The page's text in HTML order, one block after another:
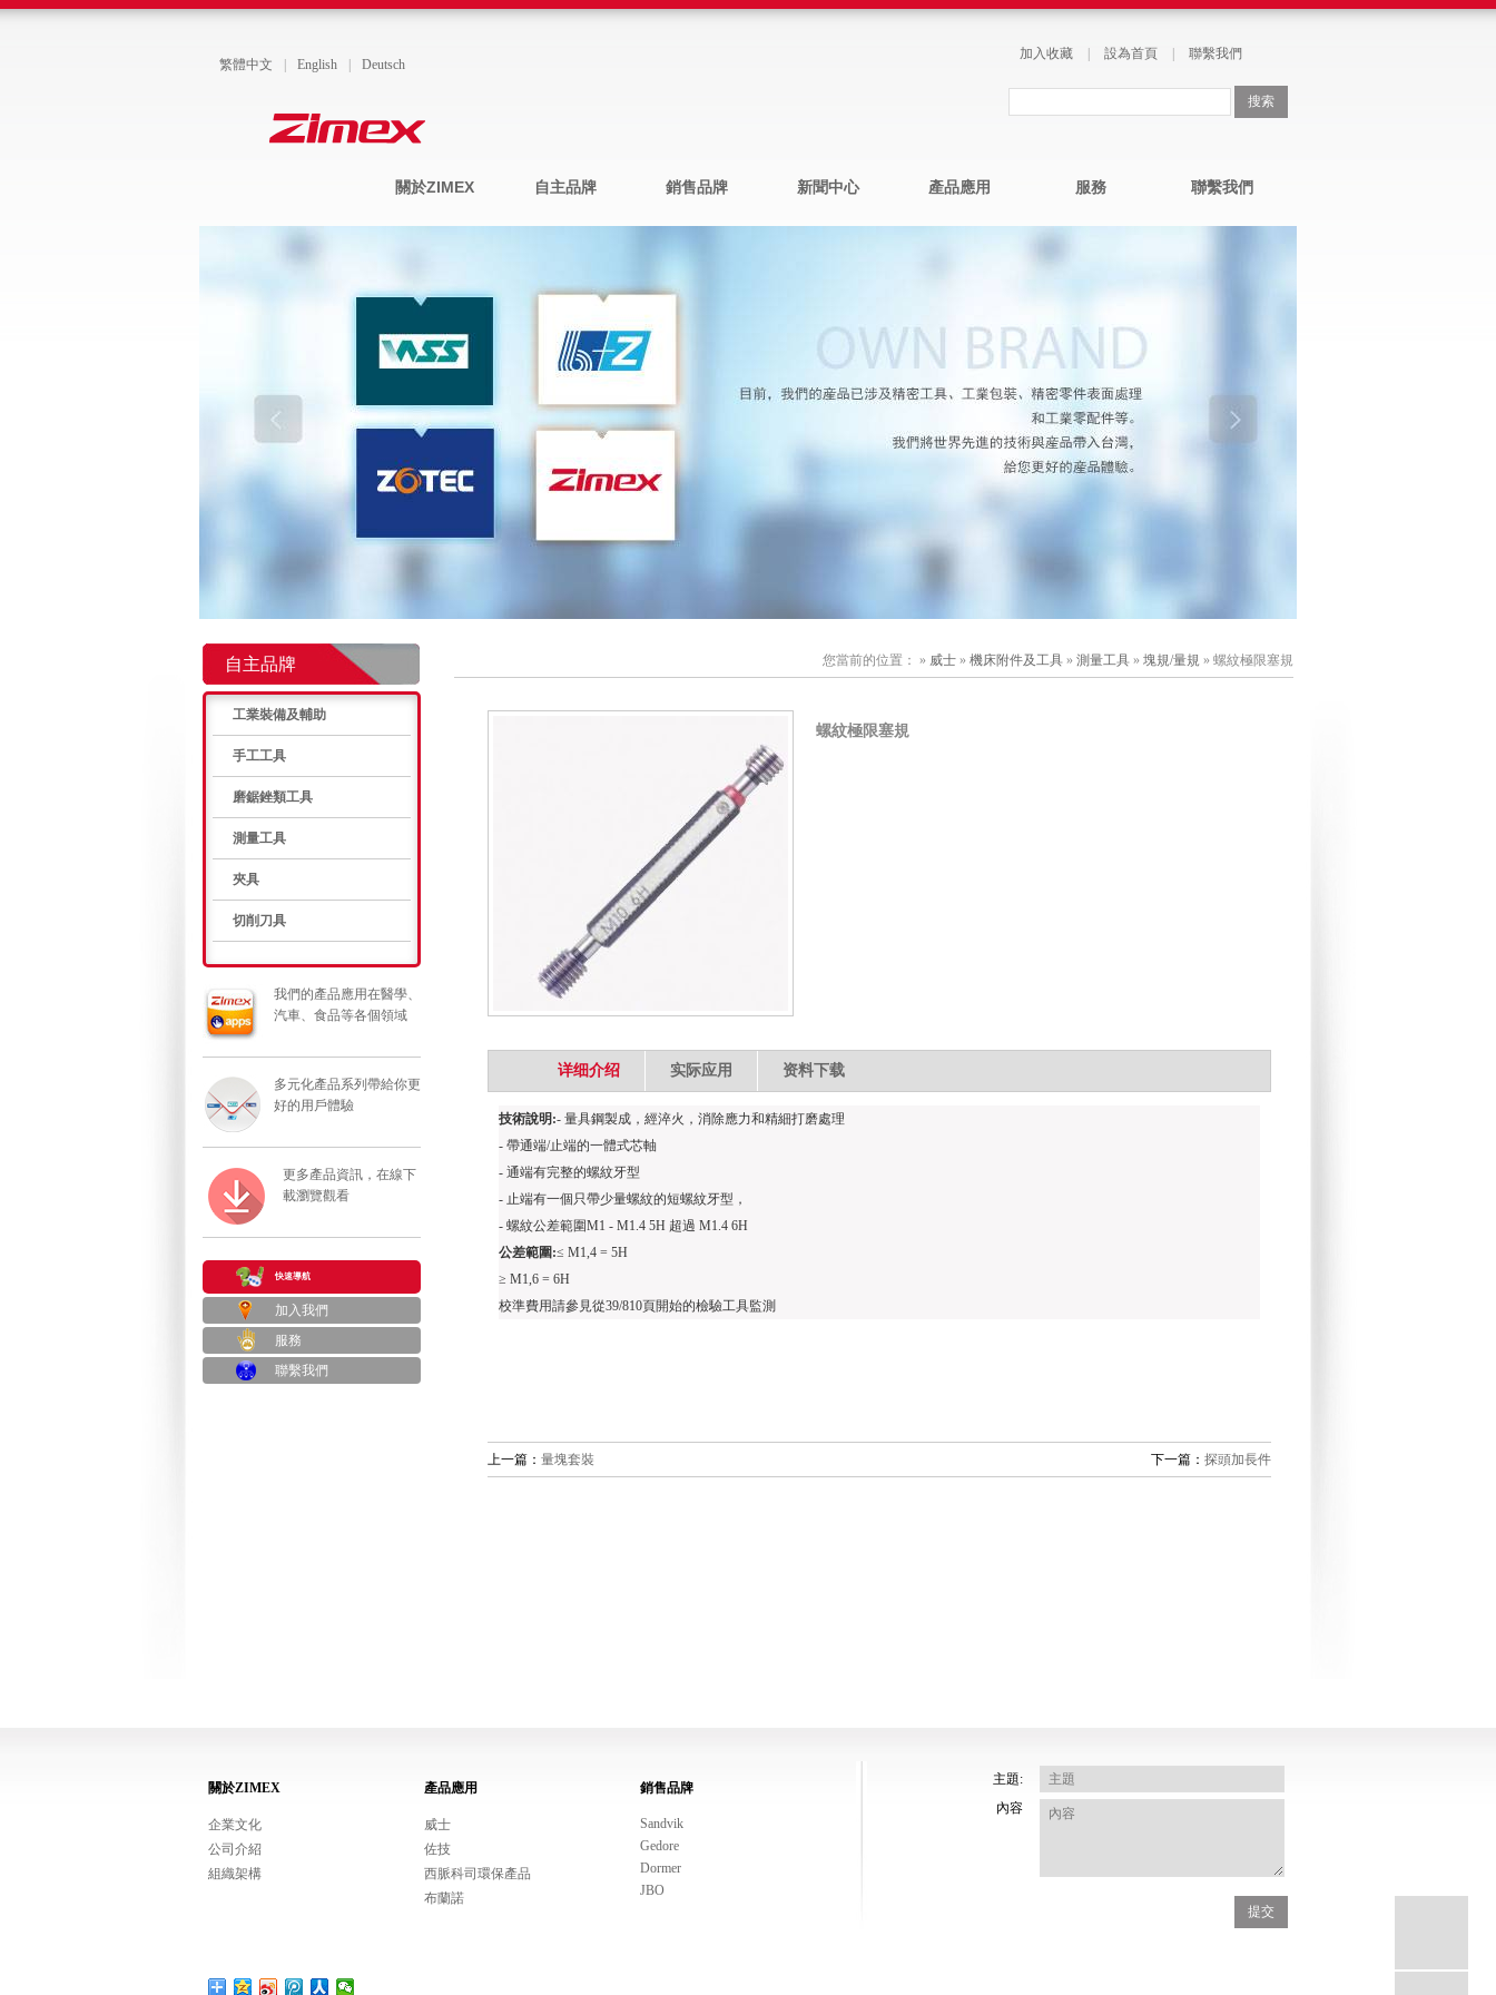
繁體中文 English Deutsch
加入收藏 設為首頁 聯繫我們
關於ZIMEX 自主品牌 銷售品牌 新聞中心 產品應用 服務 聯繫我們
自主品牌
工業裝備及輔助
手工工具
磨鋸銼類工具
測量工具
夾具
切削刀具
我們的產品應用在醫學、
汽車、食品等各個領域
多元化產品系列帶給你更
好的用戶體驗
更多產品資訊，在線下
載瀏覽觀看
快速導航
加入我們
服務
聯繫我們
您當前的位置： » 威士 » 機床附件及工具 » 測量工具 » 塊規/量規 » 螺紋極限塞規
螺紋極限塞規
详细介绍 实际应用 资料下载
技術說明 :- 量具鋼製成，經淬火，消除應力和精細打磨處理
- 帶通端/止端的一體式芯軸
- 通端有完整的螺紋牙型
- 止端有一個只帶少量螺紋的短螺紋牙型，
- 螺紋公差範圍M1 - M1.4 5H 超過 M1.4 6H
公差範圍 :≤ M1,4 = 5H
≥ M1,6 = 6H
校準費用請參見從39/810頁開始的檢驗工具監測
上一篇： 量塊套裝 下一篇： 探頭加長件
關於ZIMEX
企業文化
公司介紹
組織架構
產品應用
威士
佐技
西脈科司環保產品
布蘭諾
銷售品牌
Sandvik
Gedore
Dormer
JBO
主題:
內容
提交